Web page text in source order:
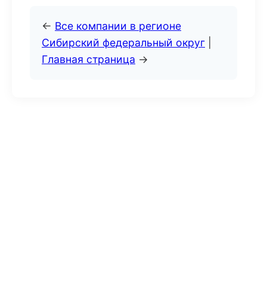
← Все компании в регионе
Сибирский федеральный округ
Главная страница →